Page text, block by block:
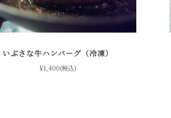
いぶさな牛ハンバーグ（冷凍）
¥1,400(税込)